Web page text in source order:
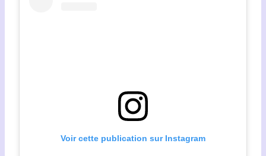
Voir cette publication sur Instagram